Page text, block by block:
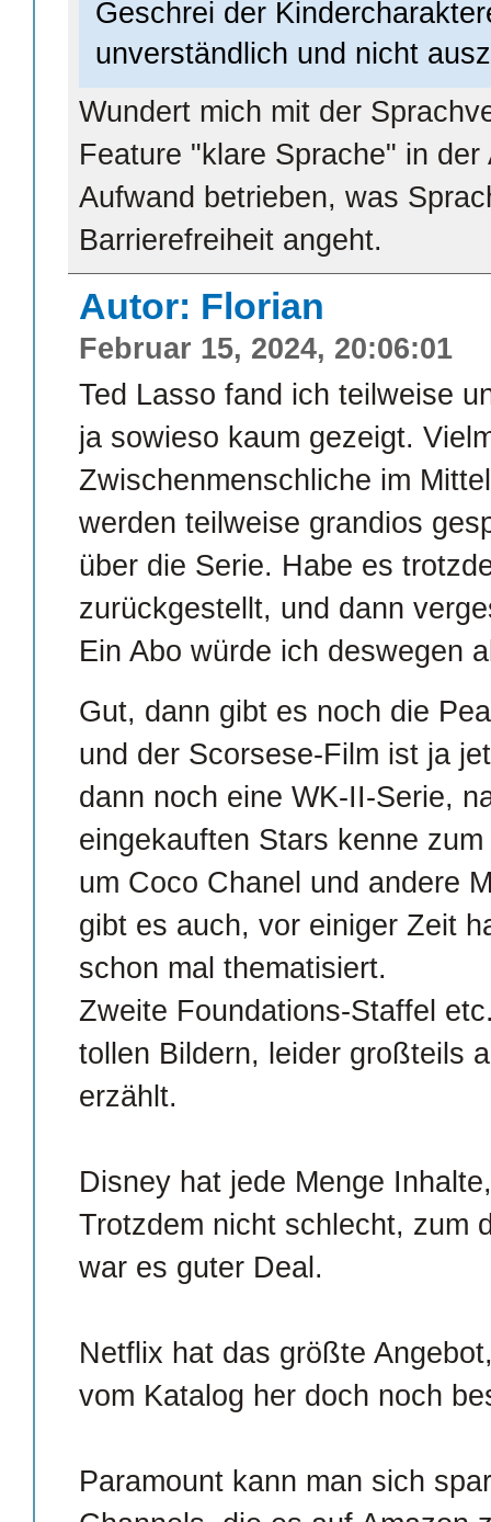
Geschrei der
unverständlich und nicht
Wundert mich mit der
Feature "klare Sprache" in
Aufwand betrieben, was
Barrierefreiheit angeht.
Autor: Florian
Februar 15, 2024, 20:06:01
Ted Lasso fand ich teilweise
ja sowieso kaum gezeigt.
Zwischenmenschliche im
werden teilweise grandios
über die Serie. Habe es
zurückgestellt, und dann
Ein Abo würde ich deswegen
Gut, dann gibt es noch die
und der Scorsese-Film ist ja
dann noch eine WK-II-Serie,
eingekauften Stars kenne
um Coco Chanel und andere
gibt es auch, vor einiger Zeit
schon mal thematisiert.
Zweite Foundations-Staffel
tollen Bildern, leider großteils
erzählt.
Disney hat jede Menge
Trotzdem nicht schlecht, zum
war es guter Deal.
Netflix hat das größte
vom Katalog her doch noch
Paramount kann man sich